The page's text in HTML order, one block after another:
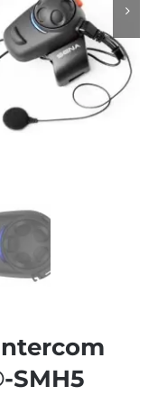
SMH5